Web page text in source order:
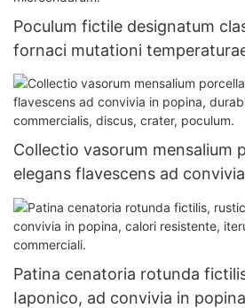
Poculum fictile designatum
fornaci mutationi
sine effluxu, aptum ad
et in lavacro automatario
Collectio vasorum mensalium
elegans flavescens ad
durabilis gradus commercialis,
poculum.
Patina cenatoria rotunda
Iaponico, ad convivia in